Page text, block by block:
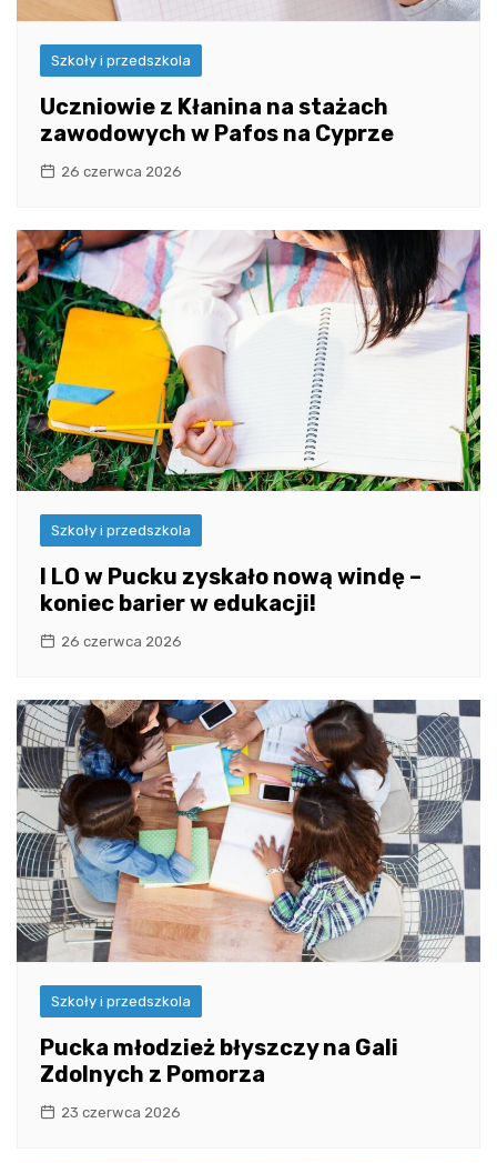
Szkoły i przedszkola
Uczniowie z Kłanina na stażach
zawodowych w Pafos na Cyprze
26 czerwca 2026
Szkoły i przedszkola
I LO w Pucku zyskało nową windę –
koniec barier w edukacji!
26 czerwca 2026
Szkoły i przedszkola
Pucka młodzież błyszczy na Gali
Zdolnych z Pomorza
23 czerwca 2026